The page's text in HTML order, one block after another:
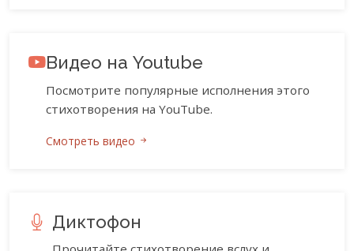
Видео на Youtube
Посмотрите популярные исполнения этого
стихотворения на YouTube.
Смотреть видео
Диктофон